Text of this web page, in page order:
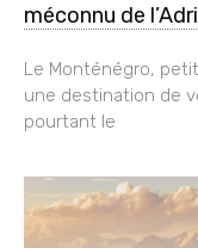
méconnu de
Le Monténégro,
une destination de
pourtant le